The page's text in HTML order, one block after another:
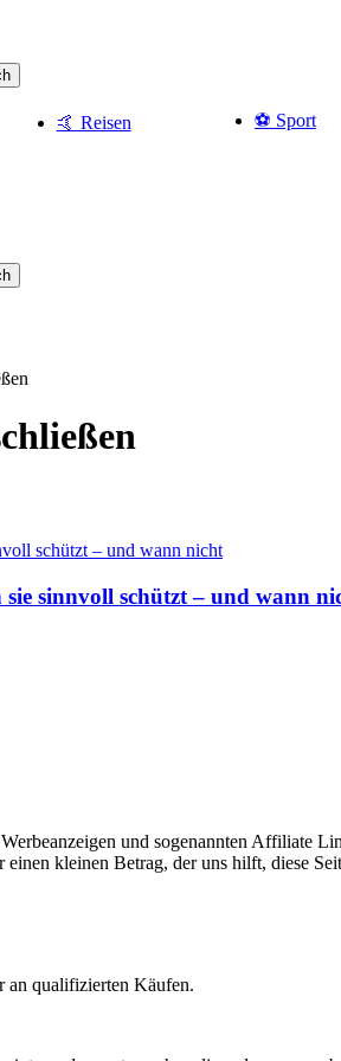
🤙 Reisen ⚽️ Sport
sie sinnvoll schützt – und wann
und sogenannten
kleinen Betrag, der uns hilft, diese
an qualifizierten Käufen.